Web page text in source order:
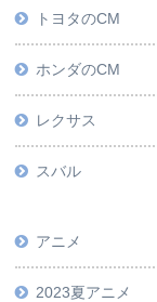
トヨタのCM
ホンダのCM
レクサス
スバル
アニメ
2023夏アニメ